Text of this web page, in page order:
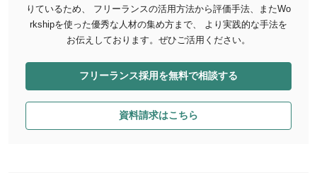
りているため、 フリーランスの活用方法から評価手法、またWo
rkshipを使った優秀な人材の集め方まで、 より実践的な手法を
お伝えしております。ぜひご活用ください。
フリーランス採用を無料で相談する
資料請求はこちら